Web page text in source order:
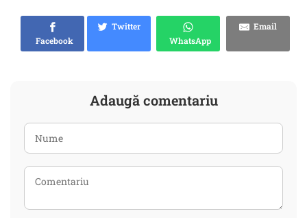
Facebook
Twitter
WhatsApp
Email
Adaugă comentariu